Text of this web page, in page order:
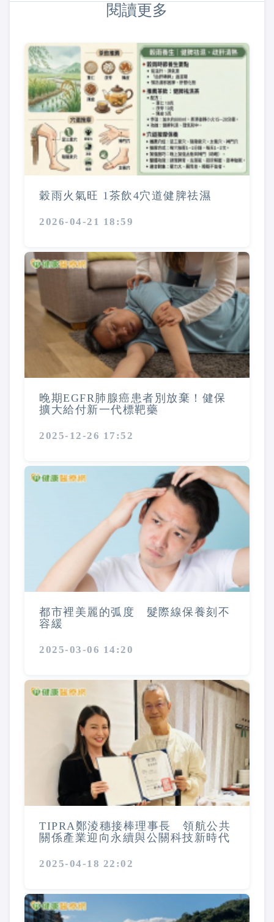
閱讀更多
穀雨火氣旺 1茶飲4穴道健脾祛濕
2026-04-21 18:59
晚期EGFR肺腺癌患者別放棄！健保
擴大給付新一代標靶藥
2025-12-26 17:52
都市裡美麗的弧度 髮際線保養刻不
容緩
2025-03-06 14:20
TIPRA鄭淩穗接棒理事長 領航公共
關係產業迎向永續與公關科技新時代
2025-04-18 22:02